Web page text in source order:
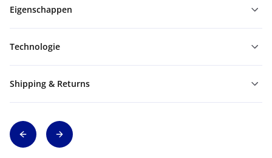
Eigenschappen
Technologie
Shipping & Returns